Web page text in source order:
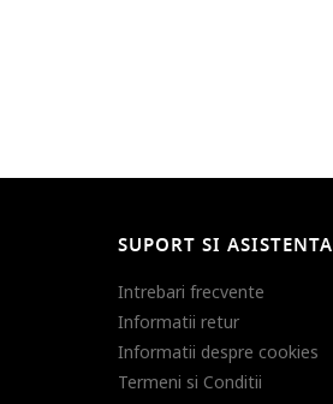
SUPORT SI ASISTENTA
Intrebari frecvente
Informatii retur
Informatii despre cookies
Termeni si Conditii